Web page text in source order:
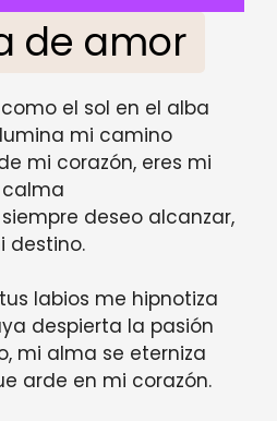
de amor
el sol en el alba
mi camino
mi corazón, eres mi
calma
deseo alcanzar,
destino.
labios me hipnotiza
despierta la pasión
mi alma se eterniza
arde en mi corazón.